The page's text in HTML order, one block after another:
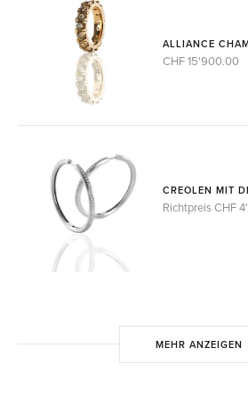
ALLIANCE
CHF 15'900.00
CREOLEN MIT
Richtpreis CHF
MEHR ANZEIGEN